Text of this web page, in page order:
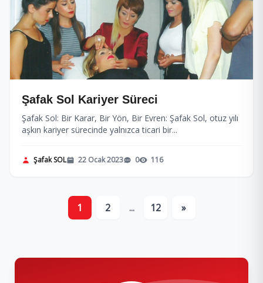
Şafak Sol Kariyer Süreci
Şafak Sol: Bir Karar, Bir Yön, Bir Evren: Şafak Sol, otuz yılı
aşkın kariyer sürecinde yalnızca ticari bir...
Şafak SOL 22 Ocak 2023 0 116
1 2 ... 12 »